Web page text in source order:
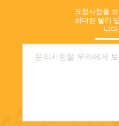
요청사항을
최대한 빨리
니다.